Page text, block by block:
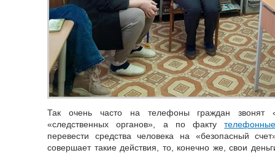
Так очень часто на телефоны граждан звонят
«следственных органов», а по факту
перевести средства человека на «безопасный
совершает такие действия, то, конечно же, свои